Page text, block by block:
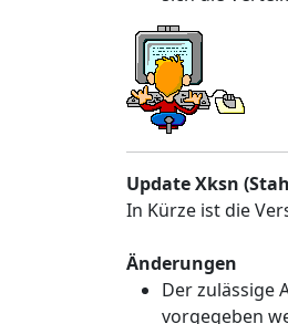
Update Xksn
In Kürze ist die
Änderungen
Der zulässige
vorgegeben